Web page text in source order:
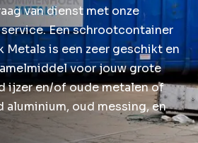
van dienst met onze
Een schrootcontainer
Metals is een zeer geschikt en
voor jouw grote
ijzer en/of oude metalen of
aluminium, oud messing, en